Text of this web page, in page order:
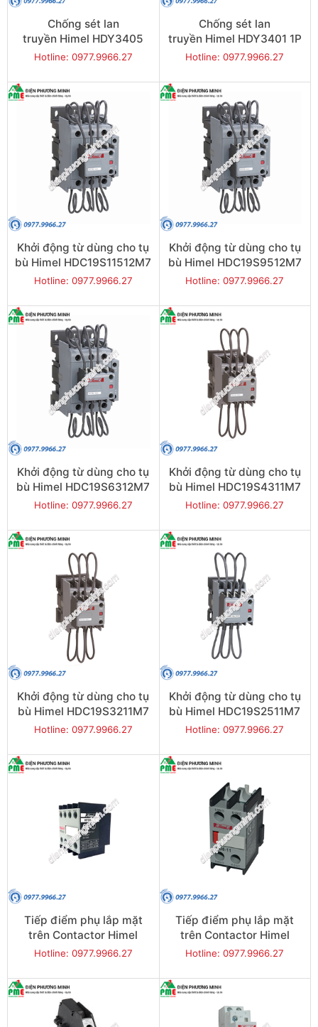
Chống sét lan
truyền Himel HDY3405
1P+N 40kA 385V
Hotline: 0977.9966.27
Chống sét lan
truyền Himel HDY3401 1P
40kA 385V
Hotline: 0977.9966.27
Khởi động từ dùng cho tụ
bù Himel HDC19S11512M7
3P 60kVAR
Hotline: 0977.9966.27
Khởi động từ dùng cho tụ
bù Himel HDC19S9512M7
3P 50kVAR
Hotline: 0977.9966.27
Khởi động từ dùng cho tụ
bù Himel HDC19S6312M7
3P 30kVAR
Hotline: 0977.9966.27
Khởi động từ dùng cho tụ
bù Himel HDC19S4311M7
3P 25kVAR
Hotline: 0977.9966.27
Khởi động từ dùng cho tụ
bù Himel HDC19S3211M7
3P 20kVAR
Hotline: 0977.9966.27
Khởi động từ dùng cho tụ
bù Himel HDC19S2511M7
3P 15kVAR
Hotline: 0977.9966.27
Tiếp điểm phụ lắp mặt
trên Contactor Himel
HFD622 2NO + 2NC
Hotline: 0977.9966.27
Tiếp điểm phụ lắp mặt
trên Contactor Himel
HFD611 1NO + 1NC
Hotline: 0977.9966.27